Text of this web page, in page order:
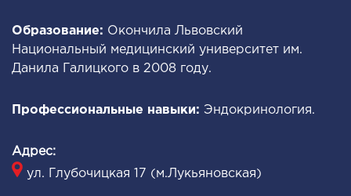
И ОНКОХИРУРГИЯ
и болезни молочной железы
НАПРАВЛЕНИЕ
Образование: Окончила Львовский
Национальный медицинский университет им.
Данила Галицкого в 2008 году.
Профессиональные навыки: Эндокринология.
Адрес:
ул. Глубочицкая 17 (м.Лукьяновская)